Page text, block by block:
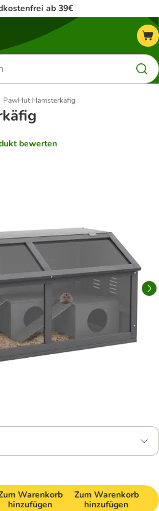
ab 39€
PawHut Hamsterkäfig
bewerten
Warenkorb
hinzufügen
Zum Warenkorb
hinzufügen